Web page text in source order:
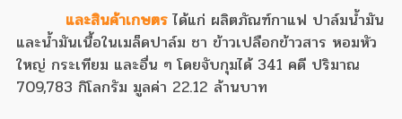
และสินค้าเกษตรได้แก่ ผลิตภัณฑ์กาแฟ ปาล์มน้ำมัน
และน้ำมันเนื้อในเมล็ดปาล์ม ชา ข้าวเปลือกข้าวสาร หอมหัว
ใหญ่ กระเทียม และอื่น ๆ โดยจับกุมได้ 341 คดี ปริมาณ
709,783 กิโลกรัม มูลค่า 22.12 ล้านบาท